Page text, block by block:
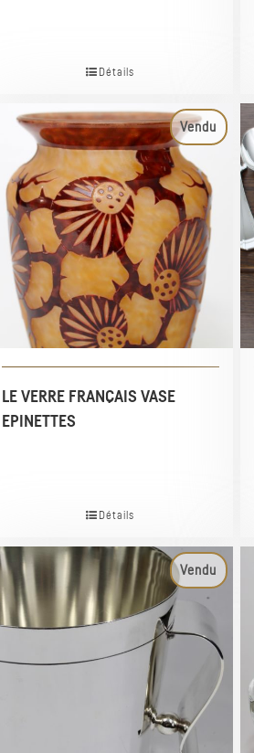
Détails
Vendu
LE VERRE FRANÇAIS VASE
EPINETTES
Détails
Vendu